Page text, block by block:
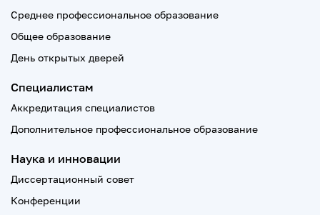
Среднее профессиональное образование
Общее образование
День открытых дверей
Специалистам
Аккредитация специалистов
Дополнительное профессиональное образование
Наука и инновации
Диссертационный совет
Конференции